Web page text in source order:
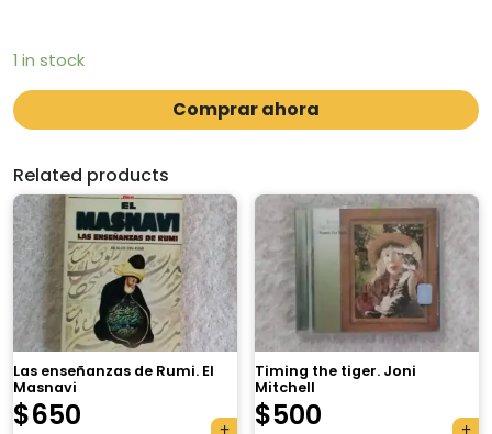
1 in stock
Comprar ahora
Related products
Las enseñanzas de Rumi. El
Masnavi
$650
Timing the tiger. Joni
Mitchell
$500